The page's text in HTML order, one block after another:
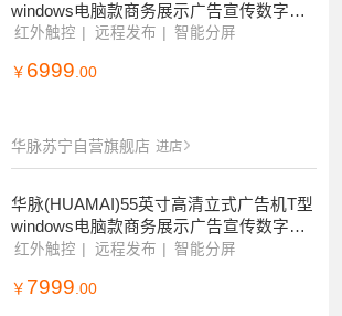
windows电脑款商务展示广告宣传数字标
牌(带触摸)HM-DA49LC
红外触控 远程发布 智能分屏
￥ 6999 .00
华脉苏宁自营旗舰店 进店
华脉(HUAMAI)55英寸高清立式广告机T型
windows电脑款商务展示广告宣传数字标
牌(带触摸)HM-DA55LC
红外触控 远程发布 智能分屏
￥ 7999 .00